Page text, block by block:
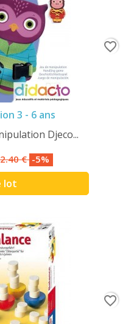
3 - 6 ans
Djeco...
€ -5%
lot
favorite_border
favorite_border